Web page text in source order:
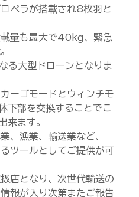
ペラが搭載され8枚羽と
量も最大で40kg、緊急
る大型ドローンとなりま
ーゴモードとウィンチモ
下部を交換することでこ
来ます。
、漁業、輸送業など、
ツールとしてご提供が可
店となり、次世代輸送の
報が入り次第またご報告